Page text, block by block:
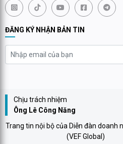
ĐĂNG KÝ NHẬN BẢN TIN
Chịu trách nhiệm
Ông Lê Công Năng
Trang tin nội bộ của Diễn đàn doanh
(VEF Global)